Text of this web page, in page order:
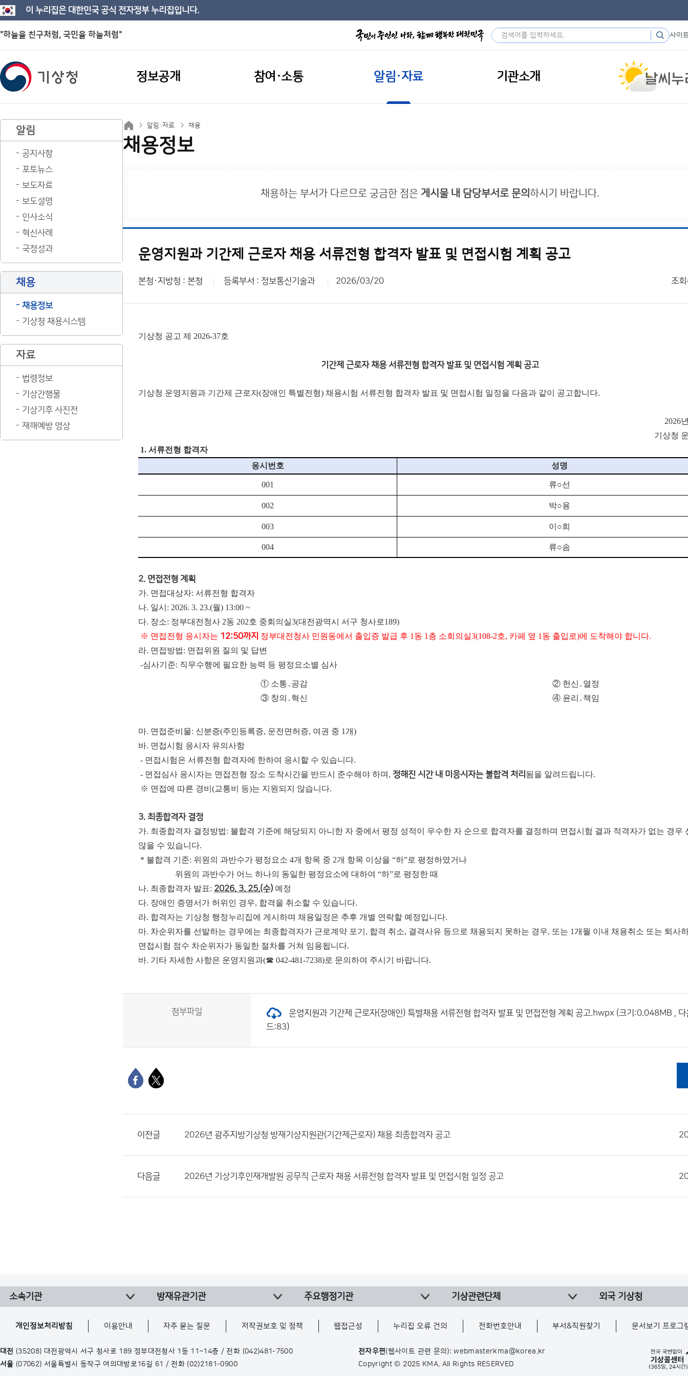
이 누리집은 대한민국 공식 전자정부 누리집입니다.
"하늘을 친구처럼, 국민을 하늘처럼" 사이
정보공개 참여·소통 알림·자료 기관소개
알림
공지사항
포토뉴스
보도자료
보도설명
인사소식
혁신사례
국정성과
채용
채용정보
기상청 채용시스템
자료
법령정보
기상간행물
기상기후 사진전
재해예방 영상
알림·자료 채용
채용정보
채용하는 부서가 다르므로 궁금한 점은 게시물 내 담당부서로 문의하시기 바랍니다.
운영지원과 기간제 근로자 채용 서류전형 합격자 발표 및 면접시험 계획 공고
본청·지방청 : 본청 등록부서 : 정보통신기술과 2026/03/20 조회
기상청 공고 제 2026-37호
기간제 근로자 채용 서류전형 합격자 발표 및 면접시험 계획 공고
기상청 운영지원과 기간제 근로자(장애인 특별전형) 채용시험 서류전형 합격자 발표 및 면접시험 일정을 다음과 같이 공고합니다.
2026
기상청
1. 서류전형 합격자
응시번호
성명
001 류○선
002 박○용
003 이 ○희
004 류○솜
2. 면접전형 계획
가. 면접대상자: 서류전형 합격자
나. 일시: 2026. 3. 23.(월) 13:00 ~
다. 장소: 정부대전청사 2동 202호 중회의실3(대전광역시 서구 청사로189)
※ 면접전형 응시자는 12:50까지 정부대전청사 민원동에서 출입증 발급 후 1동 1층 소회의실3(108-2호, 카페 옆 1동 출입로)에 도착해야 합니다.
라. 면접방법: 면접위원 질의 및 답변
-심사기준: 직무수행에 필요한 능력 등 평정요소별 심사
① 소통 ․ 공감
③ 창의 ․ 혁신
② 헌신 ․ 열정
④ 윤리 ․ 책임
마. 면접준비물: 신분증(주민등록증, 운전면허증, 여권 중 1개)
바. 면접시험 응시자 유의사항
- 면접시험은 서류전형 합격자에 한하여 응시할 수 있습니다.
- 면접심사 응시자는 면접전형 장소 도착시간을 반드시 준수해야 하며, 정해진 시간 내 미응시자는 불합격 처리 됨을 알려드립니다.
※ 면접에 따른 경비(교통비 등)는 지원되지 않습니다.
3. 최종합격자 결정
가. 최종합격자 결정방법: 불합격 기준에 해당되지 아니한 자 중에서 평정 성적이 우수한 자 순으로 합격자를 결정하며 면접시험 결과 적격자가 없는 경우
않을 수 있습니다.
* 불합격 기준: 위원의 과반수가 평정요소 4개 항목 중 2개 항목 이상을 “하”로 평정하였거나
위원의 과반수가 어느 하나의 동일한 평정요소에 대하여 “하”로 평정한 때
나. 최종합격자 발표: 2026. 3. 25.(수) 예정
다. 장애인 증명서가 허위인 경우, 합격을 취소할 수 있습니다.
라. 합격자는 기상청 행정누리집에 게시하며 채용일정은 추후 개별 연락할 예정입니다.
마. 차순위자를 선발하는 경우에는 최종합격자가 근로계약 포기, 합격 취소, 결격사유 등으로 채용되지 못하는 경우, 또는 1개월 이내 채용취소 또는 퇴사
면접시험 점수 차순위자가 동일한 절차를 거쳐 임용됩니다.
바. 기타 자세한 사항은 운영지원과(☎ 042-481-7238)로 문의하여 주시기 바랍니다.
첨부파일
운영지원과 기간제 근로자(장애인) 특별채용 서류전형 합격자 발표 및 면접전형 계획 공고.hwpx (크기:0.048MB , 다
드:83)
이전글 2026년 광주지방기상청 방재기상지원관(기간제근로자) 채용 최종합격자 공고
다음글 2026년 기상기후인재개발원 공무직 근로자 채용 서류전형 합격자 발표 및 면접시험 일정 공고
소속기관 방재유관기관 주요행정기관 기상관련단체 외국 기상청
개인정보처리방침 이용안내 자주 묻는 질문 저작권보호 및 정책 웹접근성 누리집 오류 건의 전화번호안내 부서&직원찾기 문서보기 프로그
대전 (35208) 대전광역시 서구 청사로 189 정부대전청사 1동 11~14층 / 전화 (042)481-7500
서울 (07062) 서울특별시 동작구 여의대방로16길 61 / 전화 (02)2181-0900
전자우편(웹사이트 관련 문의): webmasterkma@korea.kr
Copyright © 2025 KMA. All Rights RESERVED